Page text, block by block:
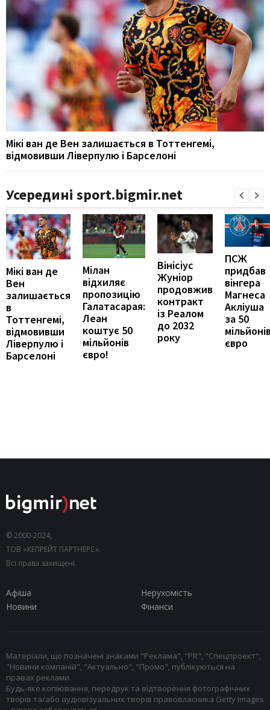
Мікі ван де Вен залишається в Тоттенгемі,
відмовивши Ліверпулю і Барселоні
Усередині sport.bigmir.net
Мікі ван де
Вен
залишається
в
Тоттенгемі,
відмовивши
Ліверпулю і
Барселоні
Мілан
відхиляє
пропозицію
Галатасарая:
Леан
коштує 50
мільйонів
євро!
Вінісіус
Жуніор
продовжив
контракт
із Реалом
до 2032
року
ПСЖ
придбав
вінгера
Магнеса
Акліуша
за 50
євро
© 2000-2024,
ТОВ «КЕПРЕЙТ ПАРТНЕРС».
Всі права захищені.
Афіша
Нерухомість
Новини
Фінанси
Матеріали, що позначені знаками "Реклама", "PR", "Спецпроект",
"Новини компаній", "Актуально", "Промо", публікуються на
правах реклами.
Будь-яке копіювання, передрук та відтворення фотографічних
творів та/або аудіовізуальних творів правовласника Getty Images